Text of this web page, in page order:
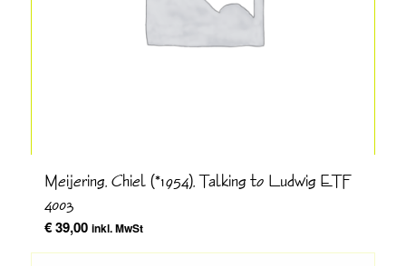
Meijering, Chiel (*1954), Talking to Ludwig ETF
4003
€39,00 inkl. MwSt